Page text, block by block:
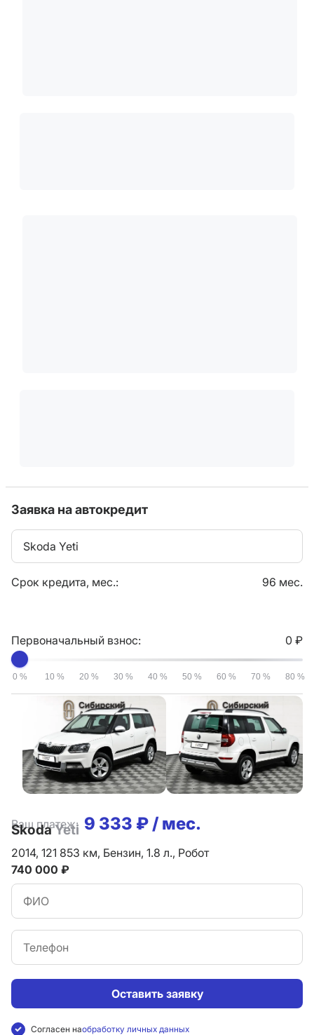
Заявка на автокредит
Skoda Yeti
Срок кредита, мес.: 96 мес.
Первоначальный взнос: 0 ₽
0 % 10 % 20 % 30 % 40 % 50 % 60 % 70 % 80 %
Ваш платеж: 9 333 ₽ / мес.
Оставить заявку
Согласен наобработку личных данных
SkodaYeti
2014, 121 853 км, Бензин, 1.8 л., Робот
740 000 ₽